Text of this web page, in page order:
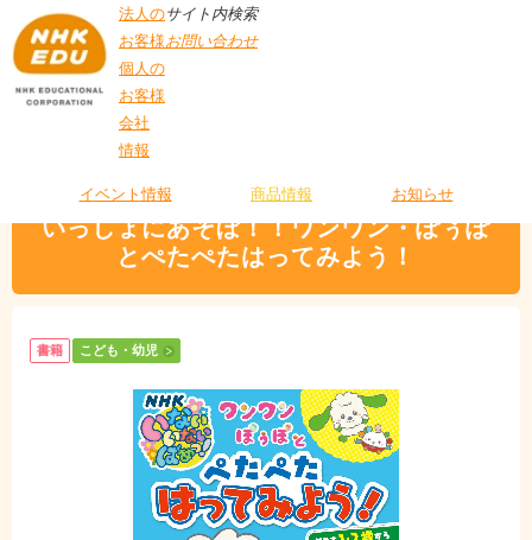
法人の
お客様
個人の
お客様
会社
情報
サイト内検索
お問い合わせ
イベント情報 商品情報 お知らせ
たはってみよう！
いっしょにあそぼ！！ワンワン・ぽぅぽ
とぺたぺたはってみよう！
書籍 こども・幼児